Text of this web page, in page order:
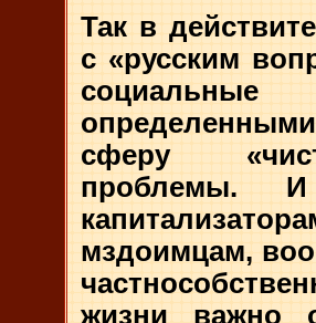
Так в
с «русским
сферу
проблемы.
мздоимцам,
жизни важно